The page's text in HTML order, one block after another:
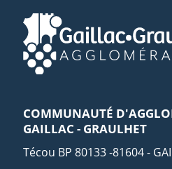
COMMUNAUTÉ
GAILLAC - GRAULHET
Técou BP 80133 -81604 -